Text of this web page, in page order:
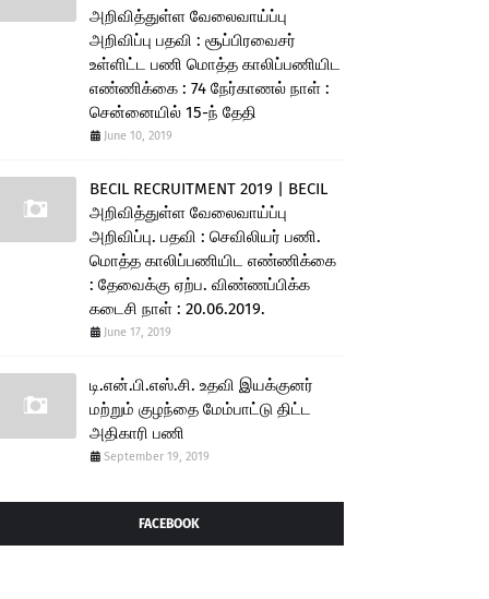
அறிவித்துள்ள வேலைவாய்ப்பு
அறிவிப்பு பதவி : சூப்பிரவைசர்
உள்ளிட்ட பணி மொத்த காலிப்பணியிட
எண்ணிக்கை : 74 நேர்காணல் நாள் :
சென்னையில் 15-ந் தேதி
June 10, 2019
BECIL RECRUITMENT 2019 | BECIL
அறிவித்துள்ள வேலைவாய்ப்பு
அறிவிப்பு. பதவி : செவிலியர் பணி.
மொத்த காலிப்பணியிட எண்ணிக்கை
: தேவைக்கு ஏற்ப. விண்ணப்பிக்க
கடைசி நாள் : 20.06.2019.
June 17, 2019
டி.என்.பி.எஸ்.சி. உதவி இயக்குனர்
மற்றும் குழந்தை மேம்பாட்டு திட்ட
அதிகாரி பணி
September 19, 2019
FACEBOOK